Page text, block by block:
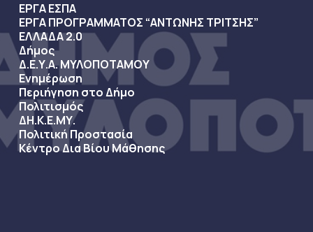
ΕΡΓΑ ΕΣΠΑ
ΕΡΓΑ ΠΡΟΓΡΑΜΜΑΤΟΣ “ΑΝΤΩΝΗΣ ΤΡΙΤΣΗΣ”
ΕΛΛΑΔΑ 2.0
Δήμος
Δ.Ε.Υ.Α. ΜΥΛΟΠΟΤΑΜΟΥ
Ενημέρωση
Περιήγηση στο Δήμο
Πολιτισμός
ΔΗ.Κ.Ε.ΜΥ.
Πολιτική Προστασία
Κέντρο Δια Βίου Μάθησης